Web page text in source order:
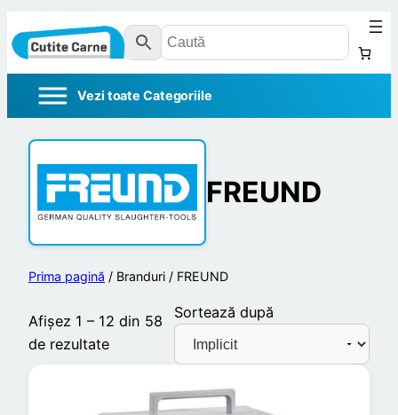
FREUND
Prima pagină / Branduri / FREUND
Afișez 1 – 12 din 58
de rezultate
Sortează după